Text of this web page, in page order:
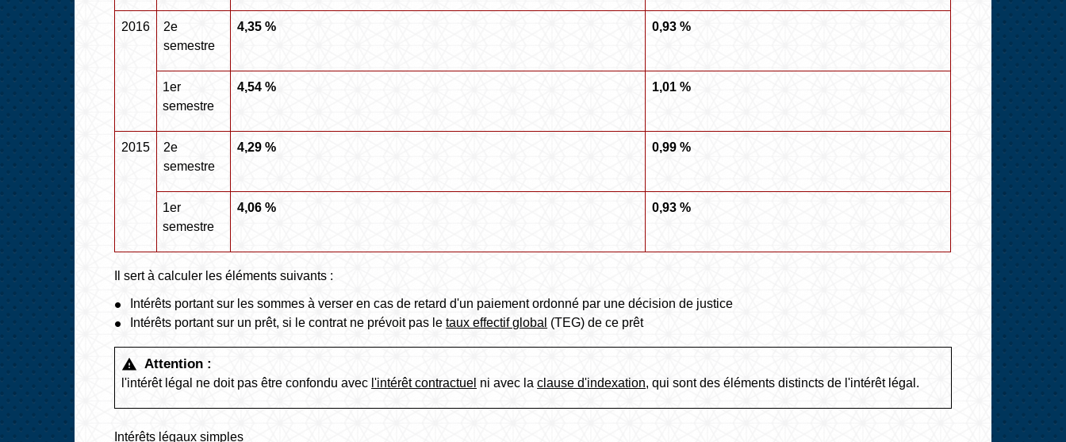
2016 2e
semestre
4,35 % 0,93 %
1er
semestre
4,54 % 1,01 %
2015 2e
semestre
4,29 % 0,99 %
1er
semestre
4,06 % 0,93 %
Il sert à calculer les éléments suivants :
Intérêts portant sur les sommes à verser en cas de retard d'un paiement ordonné par une décision de justice
Intérêts portant sur un prêt, si le contrat ne prévoit pas letaux effectif global (TEG) de ce prêt
warning Attention :
l'intérêt légal ne doit pas être confondu avec l'intérêt contractuel ni avec laclause d'indexation, qui sont des éléments distincts de l'intérêt légal.
Intérêts légaux simples